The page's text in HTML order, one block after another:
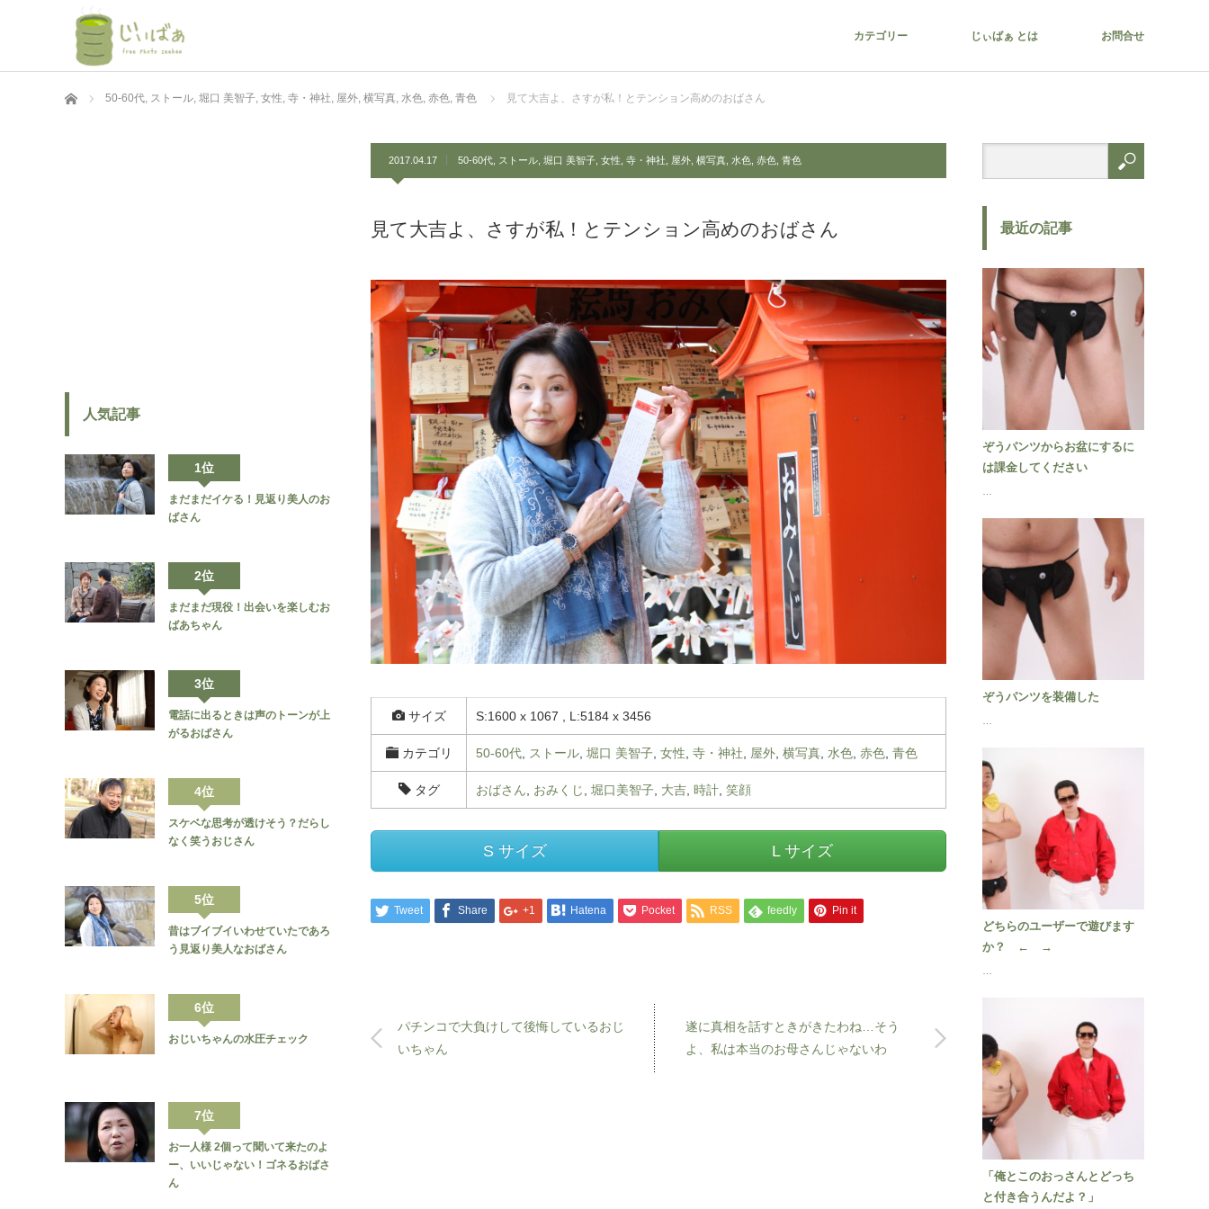
カテゴリー じぃばぁ とは お問合せ
ホーム 50-60代, ストール, 堀口 美智子, 女性, 寺・神社, 屋外, 横写真, 水色, 赤色, 青色 見て大吉よ、さすが私！とテンション高めのおばさん
2017.04.17 50-60代 ストール 堀口 美智子 女性 寺・神社 屋外 横写真 水色 赤色 青色
見て大吉よ、さすが私！とテンション高めのおばさん
サイズ S:1600 x 1067 , L:5184 x 3456
カテゴリ 50-60代 ストール 堀口 美智子 女性 寺・神社 屋外 横写真 水色 赤色 青色
タグ おばさん おみくじ 堀口美智子 大吉 時計 笑顔
S サイズ L サイズ
Tweet Share +1 Hatena Pocket RSS feedly Pin it
パチンコで大負けして後悔しているおじ
いちゃん
遂に真相を話すときがきたわね…そう
よ、私は本当のお母さんじゃないわ
人気記事
1位
まだまだイケる！見返り美人のお
ばさん
2位
まだまだ現役！出会いを楽しむお
ばあちゃん
3位
電話に出るときは声のトーンが上
がるおばさん
4位
スケベな思考が透けそう？だらし
なく笑うおじさん
5位
昔はブイブイいわせていたであろ
う見返り美人なおばさん
6位
おじいちゃんの水圧チェック
7位
お一人様 2個って聞いて来たのよ
ー、いいじゃない！ゴネるおばさ
ん
最近の記事
ぞうパンツからお盆にするに
は課金してください
ぞうパンツを装備した
どちらのユーザーで遊びます
か？ ← →
「俺とこのおっさんとどっち
と付き合うんだよ？」